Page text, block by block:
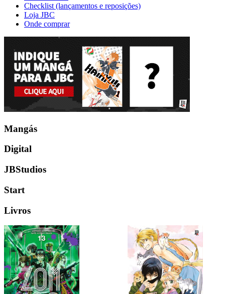
Checklist (lançamentos e reposições)
Loja JBC
Onde comprar
Mangás
Digital
JBStudios
Start
Livros